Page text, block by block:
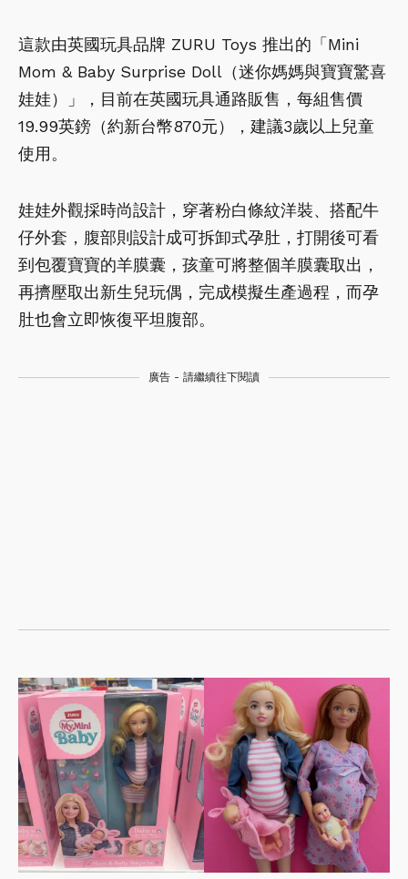
這款由英國玩具品牌 ZURU Toys 推出的「Mini
Mom & Baby Surprise Doll（迷你媽媽與寶寶驚喜
娃娃）」，目前在英國玩具通路販售，每組售價
19.99英鎊（約新台幣870元），建議3歲以上兒童
使用。
娃娃外觀採時尚設計，穿著粉白條紋洋裝、搭配牛
仔外套，腹部則設計成可拆卸式孕肚，打開後可看
到包覆寶寶的羊膜囊，孩童可將整個羊膜囊取出，
再擠壓取出新生兒玩偶，完成模擬生產過程，而孕
肚也會立即恢復平坦腹部。
廣告 - 請繼續往下閱讀